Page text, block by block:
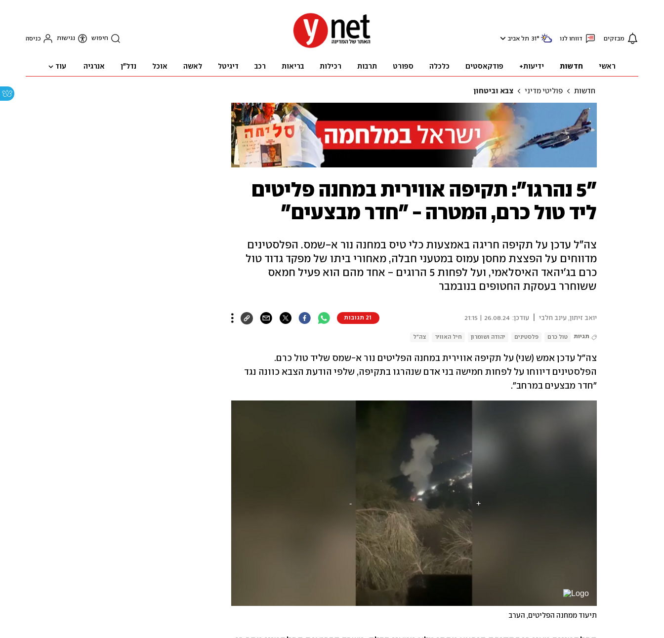
מבזקים דווחו לנו 31° תל אביב חיפוש נגישות כניסה
ראשי חדשות ידיעות+ פודקאסטים כלכלה ספורט תרבות רכילות בריאות רכב דיגיטל לאשה אוכל נדל"ן אנרגיה עוד
חדשות פוליטי מדיני צבא וביטחון
"5 נהרגו": תקיפה אווירית במחנה פליטים
ליד טול כרם, המטרה - "חדר מבצעים"
צה"ל עדכן על תקיפה חריגה באמצעות כלי טיס במחנה נור א-שמס. הפלסטינים
מדווחים על הפצצת מחסן עמוס במטעני חבלה, מאחורי ביתו של מפקד גדוד טול
כרם בג'יהאד האיסלאמי, ועל לפחות 5 הרוגים - אחד מהם הוא פעיל חמאס
ששוחרר בעסקת החטופים בנובמבר
יואב זיתון עינב חלבי עודכן: 26.08.24 | 21:15 21 תגובות
תגיות טול כרם פלסטינים יהודה ושומרון חיל האוויר צה"ל
"חדר מבצעים במרחב".
תיעוד ממחנה הפליטים, הערב